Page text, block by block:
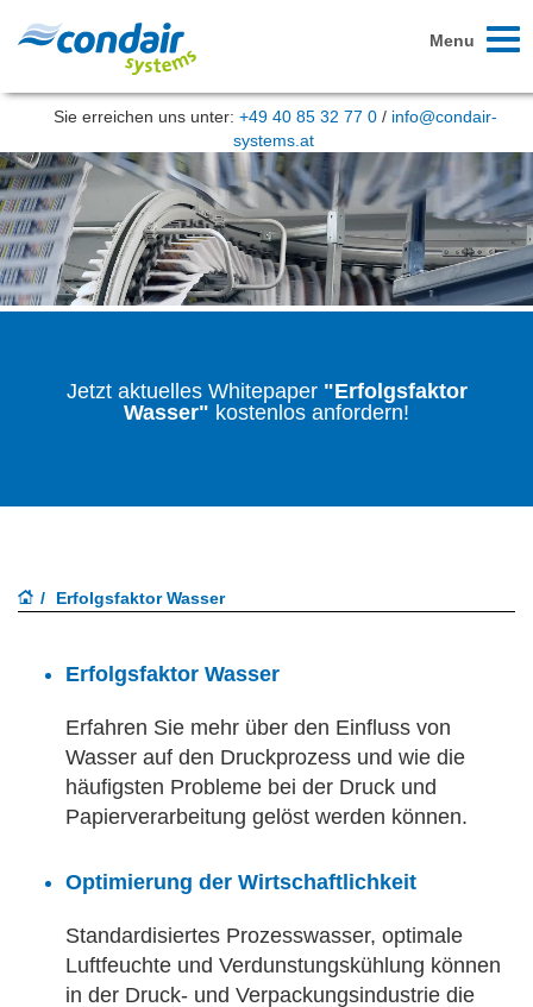
Menu
Sie erreichen uns unter: +49 40 85 32 77 0 / info@condair-
systems.at
Jetzt aktuelles Whitepaper "Erfolgsfaktor
Wasser" kostenlos anfordern!
Erfolgsfaktor Wasser
Erfolgsfaktor Wasser
Erfahren Sie mehr über den Einfluss von
Wasser auf den Druckprozess und wie die
häufigsten Probleme bei der Druck und
Papierverarbeitung gelöst werden können.
Optimierung der Wirtschaftlichkeit
Standardisiertes Prozesswasser, optimale
Luftfeuchte und Verdunstungskühlung können
in der Druck- und Verpackungsindustrie die